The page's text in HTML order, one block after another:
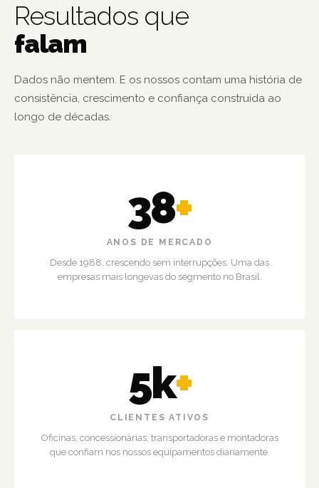
Resultados que
falam
Dados não mentem. E os nossos contam uma história de
consistência, crescimento e confiança construída ao
longo de décadas.
38+
ANOS DE MERCADO
Desde 1988, crescendo sem interrupções. Uma das
empresas mais longevas do segmento no Brasil.
5k+
CLIENTES ATIVOS
Oficinas, concessionárias, transportadoras e montadoras
que confiam nos nossos equipamentos diariamente.